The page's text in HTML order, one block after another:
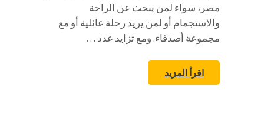
مصر، سواء لمن يبحث عن الراحة
والاستجمام أو لمن يريد رحلة عائلية أو مع
مجموعة أصدقاء. ومع تزايد عدد …
اقرأ المزيد